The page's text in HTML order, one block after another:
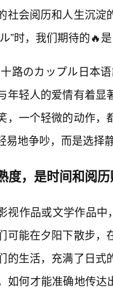
社会阅历和人生沉
”时，我们期待的🔥
路のカップル日本
年轻人的爱情有着
，一个轻微的动作
易地争吵，而是选择
度，是时间和阅
视作品或文学作品中
可能在夕阳下散步
的生活，充满了日
如何才能准确地传达